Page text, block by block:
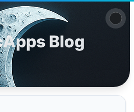
Blog